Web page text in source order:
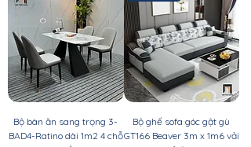
Bộ bàn ăn sang trọng 3-
BAD4-Ratino dài 1m2 4 chỗ
Bộ ghế sofa góc gật gù
GT166 Beaver 3m x 1m6 vải